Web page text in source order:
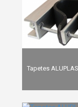
Tapetes